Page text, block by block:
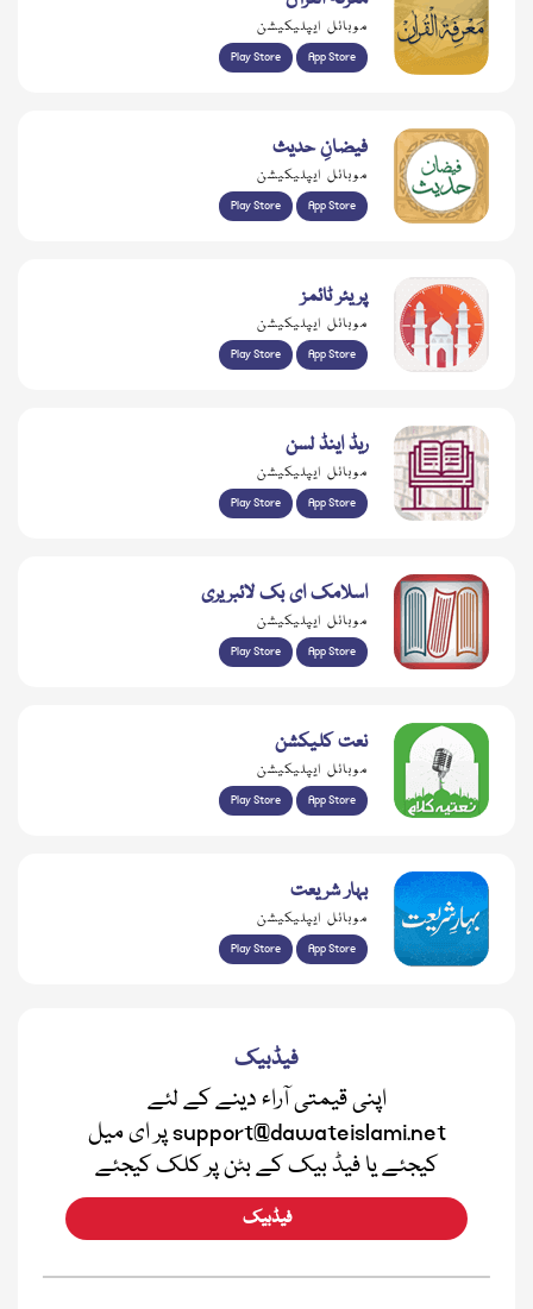
موبائل ایپلیکیشن
Play Store App Store
فیضانِ حدیث
موبائل ایپلیکیشن
Play Store App Store
پریئر ٹائمز
موبائل ایپلیکیشن
Play Store App Store
ریڈ اینڈ لسن
موبائل ایپلیکیشن
Play Store App Store
اسلامک ای بک لائبریری
موبائل ایپلیکیشن
Play Store App Store
نعت کلیکشن
موبائل ایپلیکیشن
Play Store App Store
بہار شریعت
موبائل ایپلیکیشن
Play Store App Store
فیڈبیک
اپنی قیمتی آراء دینے کے لئے
support@dawateislami.net پر ای میل
کیجئے یا فیڈ بیک کے بٹن پر کلک کیجئے
فیڈبیک